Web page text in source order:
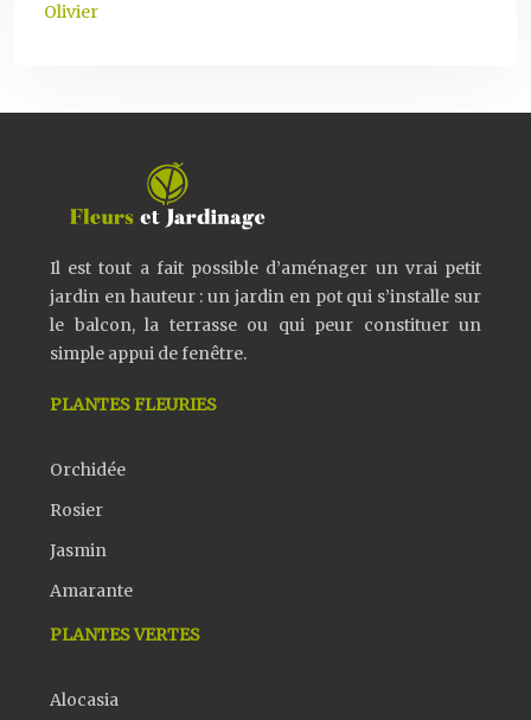
Olivier
Il est tout a fait possible d’aménager un vrai petit
jardin en hauteur : un jardin en pot qui s’installe sur
le balcon, la terrasse ou qui peur constituer un
simple appui de fenêtre.
PLANTES FLEURIES
Orchidée
Rosier
Jasmin
Amarante
PLANTES VERTES
Alocasia